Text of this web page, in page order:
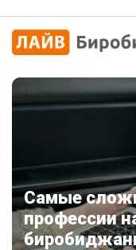
Самые
профессии